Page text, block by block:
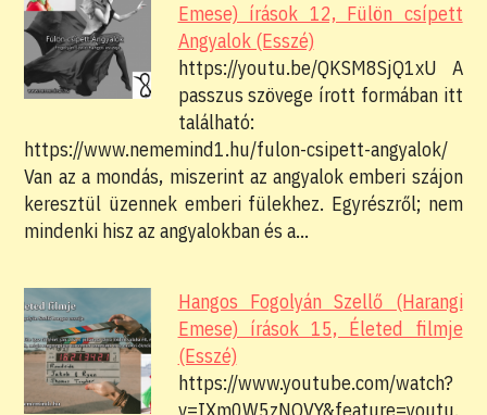
Emese) írások 12, Fülön csípett
Angyalok (Esszé)
https://youtu.be/QKSM8SjQ1xU A
passzus szövege írott formában itt
található:
https://www.nememind1.hu/fulon-csipett-angyalok/
Van az a mondás, miszerint az angyalok emberi szájon
keresztül üzennek emberi fülekhez. Egyrészről; nem
mindenki hisz az angyalokban és a…
Hangos Fogolyán Szellő (Harangi
Emese) írások 15, Életed filmje
(Esszé)
https://www.youtube.com/watch?